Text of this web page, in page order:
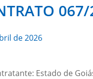
de 2026
Estado de